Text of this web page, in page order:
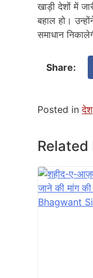
खाड़ी देशों में
बहाल हो।
समाधान
Share:
Posted inदेश
Related